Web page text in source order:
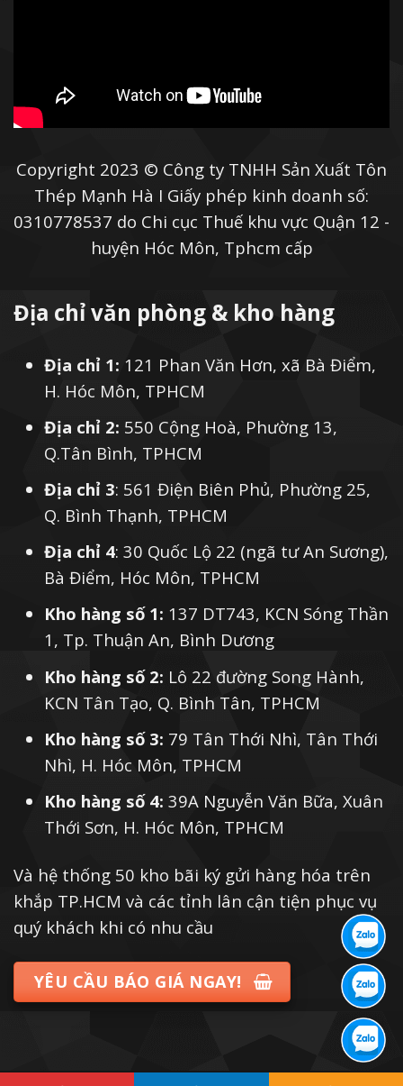
Copyright 2023 © Công ty TNHH Sản Xuất Tôn
Thép Mạnh Hà I Giấy phép kinh doanh số:
0310778537 do Chi cục Thuế khu vực Quận 12 -
huyện Hóc Môn, Tphcm cấp
Địa chỉ văn phòng & kho hàng
Địa chỉ 1: 121 Phan Văn Hơn, xã Bà Điểm,
H. Hóc Môn, TPHCM
Địa chỉ 2: 550 Cộng Hoà, Phường 13,
Q.Tân Bình, TPHCM
Địa chỉ 3: 561 Điện Biên Phủ, Phường 25,
Q. Bình Thạnh, TPHCM
Địa chỉ 4: 30 Quốc Lộ 22 (ngã tư An Sương),
Bà Điểm, Hóc Môn, TPHCM
Kho hàng số 1: 137 DT743, KCN Sóng Thần
1, Tp. Thuận An, Bình Dương
Kho hàng số 2: Lô 22 đường Song Hành,
KCN Tân Tạo, Q. Bình Tân, TPHCM
Kho hàng số 3: 79 Tân Thới Nhì, Tân Thới
Nhì, H. Hóc Môn, TPHCM
Kho hàng số 4: 39A Nguyễn Văn Bữa, Xuân
Thới Sơn, H. Hóc Môn, TPHCM
Và hệ thống 50 kho bãi ký gửi hàng hóa trên
khắp TP.HCM và các tỉnh lân cận tiện phục vụ
quý khách khi có nhu cầu
YÊU CẦU BÁO GIÁ NGAY!